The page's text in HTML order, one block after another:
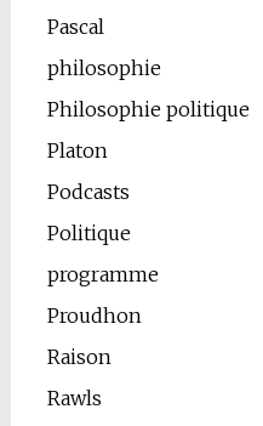
Pascal
philosophie
Philosophie politique
Platon
Podcasts
Politique
programme
Proudhon
Raison
Rawls